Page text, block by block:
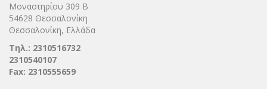
Μοναστηρίου 309 Β
54628 Θεσσαλονίκη
Θεσσαλονίκη, Ελλάδα
Τηλ.: 2310516732
2310540107
Fax: 2310555659